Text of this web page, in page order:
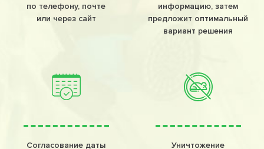
по телефону, почте
или через сайт
информацию, затем
предложит оптимальный
вариант решения
Согласование даты Уничтожение